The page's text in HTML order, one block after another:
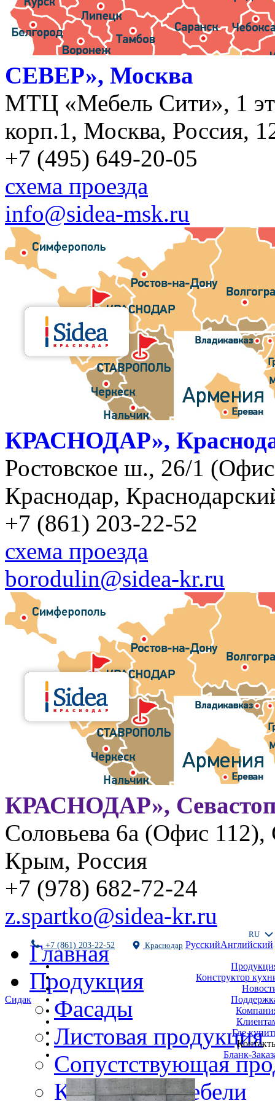
СЕВЕР», Москва
МТЦ «Мебель Сити», 1
корп.1, Москва, Россия,
+7 (495) 649-20-05
схема проезда
info@sidea-msk.ru
КРАСНОДАР»,
Ростовское ш., 26/1
Краснодар,
+7 (861) 203-22-52
схема проезда
borodulin@sidea-kr.ru
КРАСНОДАР»,
Соловьева 6а (Офис 112),
Крым, Россия
+7 (978) 682-72-24
z.spartko@sidea-kr.ru
Сидак
+7 (861) 203-22-52 Краснодар
RU
РусскийАнглийский
Конструктор
Где
Бланк-
Главная
Продукция
Фасады
Листовая продукция
Сопустствующая
Комплекты мебели